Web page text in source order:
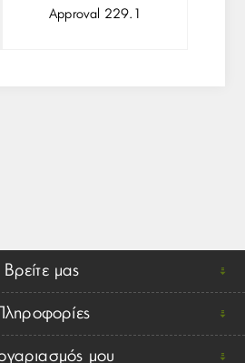
Approval 229.1
Βρείτε μας
Πληροφορίες
μου